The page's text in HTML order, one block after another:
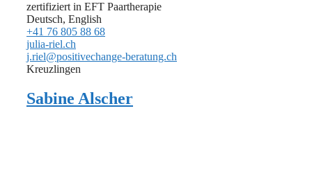
zertifiziert in EFT Paartherapie
Deutsch, English
+41 76 805 88 68
julia-riel.ch
j.riel@positivechange-beratung.ch
Kreuzlingen
Sabine Alscher